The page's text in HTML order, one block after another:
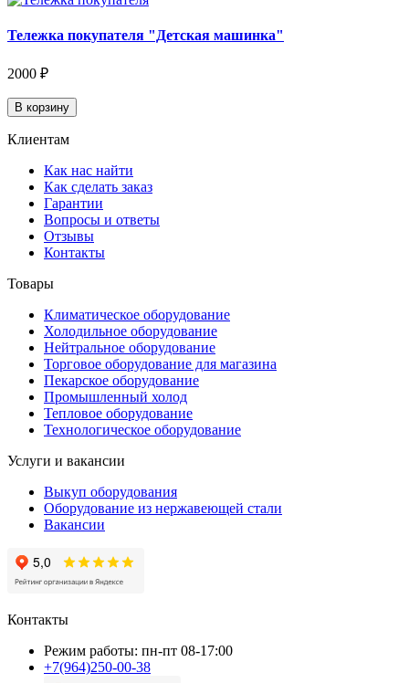
Тележка покупателя "Детская машинка"
2000 ₽
В корзину
Клиентам
Как нас найти
Как сделать заказ
Гарантии
Вопросы и ответы
Отзывы
Контакты
Товары
Климатическое оборудование
Холодильное оборудование
Нейтральное оборудование
Торговое оборудование для магазина
Пекарское оборудование
Промышленный холод
Тепловое оборудование
Технологическое оборудование
Услуги и вакансии
Выкуп оборудования
Оборудование из нержавеющей стали
Вакансии
Контакты
Режим работы: пн-пт 08-17:00
+7(964)250-00-38